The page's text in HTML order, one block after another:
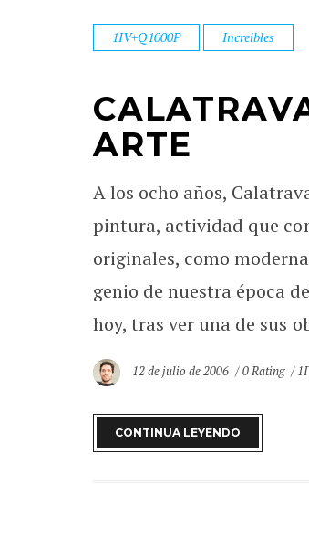
1IV+Q1000P Increibles
ARTE
A los ocho años,
pintura, actividad que
originales, como
genio de nuestra época
hoy, tras ver una de sus
12 de julio de 2006 0 Rating
CONTINUA LEYENDO